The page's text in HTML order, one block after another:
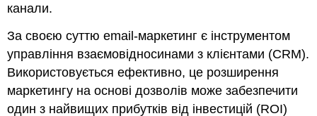
канали.
За своєю суттю email-маркетинг є інструментом
управління взаємовідносинами з клієнтами (CRM).
Використовується ефективно, це розширення
маркетингу на основі дозволів може забезпечити
один з найвищих прибутків від інвестицій (ROI)